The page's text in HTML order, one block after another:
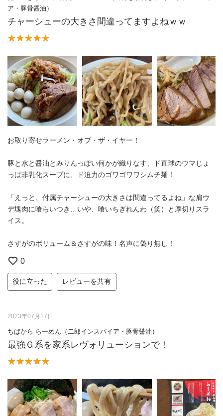
ア・豚骨醤油）
チャーシューの大きさ間違ってますよねｗｗ
お取り寄せラーメン・オブ・ザ・イヤー！
豚と水と醤油とみりんっぽい何かが織りなす、ド直球のウマじょ
っぱ非乳化スープに、ド迫力のゴワゴワワシムチ麺！
「えっと、付属チャーシューの大きさは間違ってるよね」な肩ウ
デ塊肉に喰らいつき…いや、喰いちぎれんわ（笑）と厚切りスラ
イス。
さすがのボリューム＆さすがの味！名声に偽り無し！
0
役に立った レビューを共有
2023年07月17日
ちばから らーめん（二郎インスパイア・豚骨醤油）
最強Ｇ系を家系レヴォリューションで！